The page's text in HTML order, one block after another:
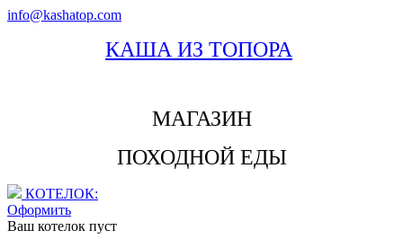
info@kashatop.com
КАША ИЗ ТОПОРА
МАГАЗИН
ПОХОДНОЙ ЕДЫ
КОТЕЛОК:
Оформить
Ваш котелок пуст